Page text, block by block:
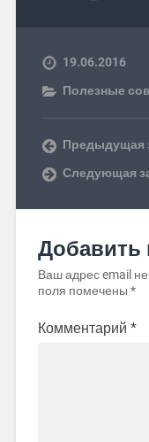
19.06.2016
Полезные
Предыдущая
Следующая
Добавить
Ваш адрес email
поля помечены *
Комментарий *